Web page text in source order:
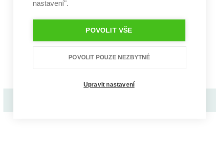
nastavení".
POVOLIT VŠE
POVOLIT POUZE NEZBYTNÉ
Upravit nastavení